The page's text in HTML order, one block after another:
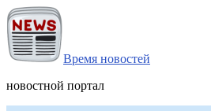
Время новостей
новостной портал